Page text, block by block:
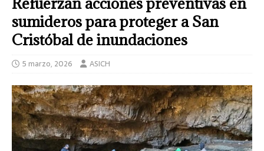
sumideros para proteger a San
Cristóbal de inundaciones
5 marzo, 2026 ASICH